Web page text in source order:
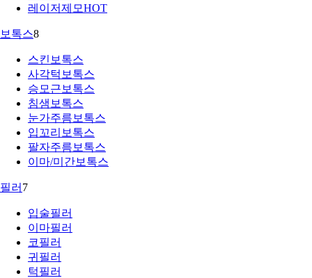
레이저제모HOT
보톡스8
스킨보톡스
사각턱보톡스
승모근보톡스
침샘보톡스
눈가주름보톡스
입꼬리보톡스
팔자주름보톡스
이마/미간보톡스
필러 7
입술필러
이마필러
코필러
귀필러
턱필러